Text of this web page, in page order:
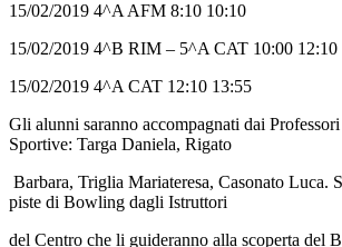
15/02/2019 4^A AFM 8:10 10:10
15/02/2019 4^B RIM – 5^A CAT 10:00 12:10
15/02/2019 4^A CAT 12:10 13:55
Gli alunni saranno accompagnati dai
Sportive: Targa Daniela, Rigato
Barbara, Triglia Mariateresa, Casonato Luca.
piste di Bowling dagli Istruttori
del Centro che li guideranno alla scoperta del